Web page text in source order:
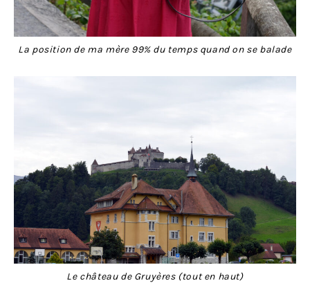
La position de ma mère 99% du temps quand on se balade
Le château de Gruyères (tout en haut)